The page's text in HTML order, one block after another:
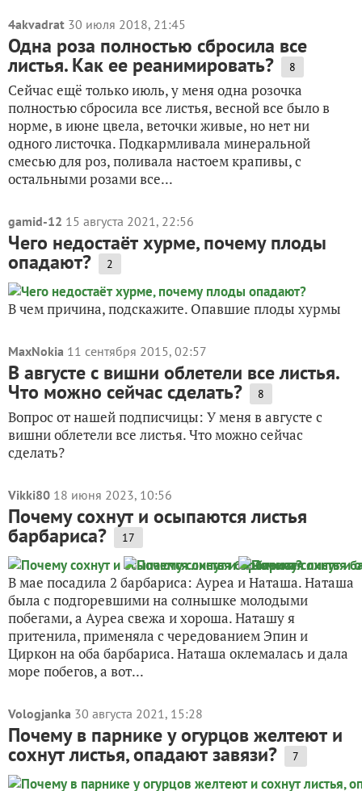
4akvadrat 30 июля 2018, 21:45
Одна роза полностью сбросила все
листья. Как ее реанимировать? 8
Сейчас ещё только июль, у меня одна розочка
полностью сбросила все листья, весной все было в
норме, в июне цвела, веточки живые, но нет ни
одного листочка. Подкармливала минеральной
смесью для роз, поливала настоем крапивы, с
остальными розами все...
gamid-12 15 августа 2021, 22:56
Чего недостаёт хурме, почему плоды
опадают? 2
В чем причина, подскажите. Опавшие плоды хурмы
MaxNokia 11 сентября 2015, 02:57
В августе с вишни облетели все листья.
Что можно сейчас сделать? 8
Вопрос от нашей подписчицы: У меня в августе с
вишни облетели все листья. Что можно сейчас
сделать?
Vikki80 18 июня 2023, 10:56
Почему сохнут и осыпаются листья
барбариса? 17
В мае посадила 2 барбариса: Ауреа и Наташа. Наташа
была с подгоревшими на солнышке молодыми
побегами, а Ауреа свежа и хороша. Наташу я
притенила, применяла с чередованием Эпин и
Циркон на оба барбариса. Наташа оклемалась и дала
море побегов, а вот...
Vologjanka 30 августа 2021, 15:28
Почему в парнике у огурцов желтеют и
сохнут листья, опадают завязи? 7